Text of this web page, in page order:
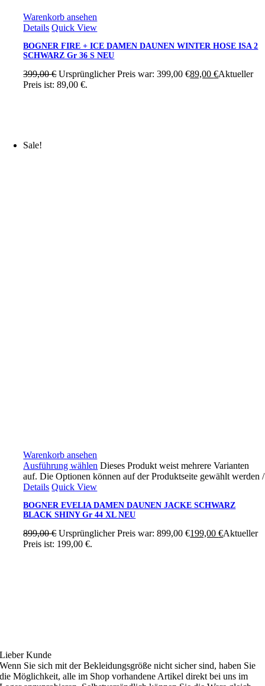
Warenkorb ansehen
Details Quick View
BOGNER FIRE + ICE DAMEN DAUNEN WINTER HOSE ISA 2
SCHWARZ Gr 36 S NEU
399,00€ Ursprünglicher Preis war: 399,00 €89,00€Aktueller
Preis ist: 89,00 €.
Sale!
Warenkorb ansehen
Ausführung wählen Dieses Produkt weist mehrere Varianten
auf. Die Optionen können auf der Produktseite gewählt werden/
Details Quick View
BOGNER EVELIA DAMEN DAUNEN JACKE SCHWARZ
BLACK SHINY Gr 44 XL NEU
899,00€ Ursprünglicher Preis war: 899,00 €199,00€Aktueller
Preis ist: 199,00 €.
Lieber Kunde
Wenn Sie sich mit der Bekleidungsgröße nicht sicher sind, haben Sie
die Möglichkeit, alle im Shop vorhandene Artikel direkt bei uns im